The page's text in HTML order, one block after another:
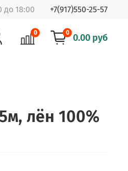
до 18:00 +7(917)550-25-57
0 0 0.00 руб
лён 100%